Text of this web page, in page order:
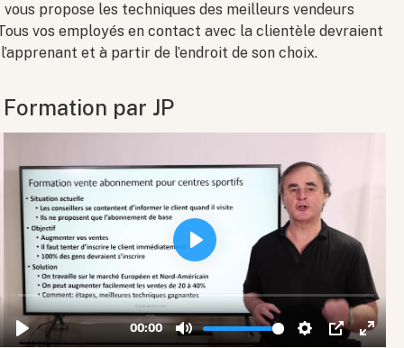
propose les techniques des meilleurs vendeurs
vos employés en contact avec la clientèle devraient
et à partir de l’endroit de son choix.
Formation par JP